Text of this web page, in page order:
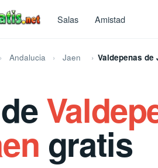
Salas Amistad
Andalucia Jaen Valdepenas de
gratis